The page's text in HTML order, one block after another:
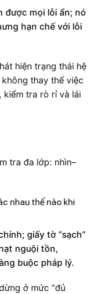
được mọi lỗi ẩn; nó
hạn chế với lỗi
hiện trạng thái hệ
thay thế việc
kiểm tra rò rỉ và lái
tra đa lớp: nhìn–
nhau thế nào khi
giấy tờ “sạch”
nguội tồn,
buộc pháp lý.
ở mức “đủ